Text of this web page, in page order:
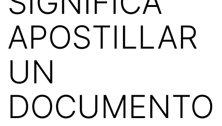
APOSTILLAR
UN
DOCUMENTO